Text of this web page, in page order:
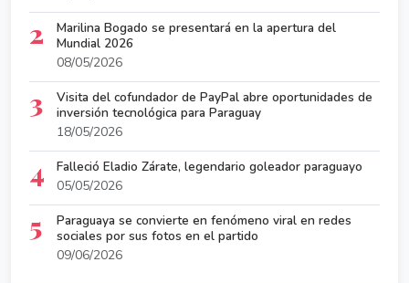
2
Marilina Bogado se presentará en la apertura del
Mundial 2026
08/05/2026
3
Visita del cofundador de PayPal abre oportunidades de
inversión tecnológica para Paraguay
18/05/2026
4
Falleció Eladio Zárate, legendario goleador paraguayo
05/05/2026
5
Paraguaya se convierte en fenómeno viral en redes
sociales por sus fotos en el partido
09/06/2026